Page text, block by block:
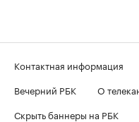
Контактная информация
Вечерний РБК
О
Скрыть баннеры на РБК